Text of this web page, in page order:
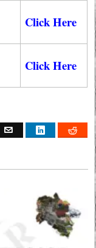
Click Here
Click Here